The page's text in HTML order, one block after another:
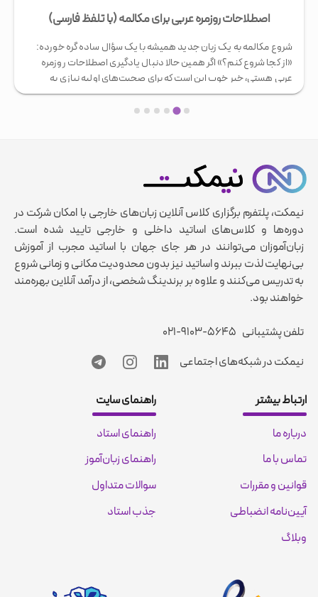
اصطلاحات روزمره عربی برای مکالمه (با تلفظ فارسی)
شروع مکالمه به یک زبان جدید همیشه با یک سؤال ساده گره خورده:
«از کجا شروع کنم؟» اگر همین حالا دنبال یادگیری اصطلاحات روزمره
عربی هستی، خبر خوب این است که برای صحبت‌های اولیه نیازی به
دانستن گرامر پیچیده نیست. کافی است چند جمله کاربردی را با تلفظ
درست حفظ کنی تا بتوانی سلام کنی، …
نیمکت، پلتفرم برگزاری کلاس آنلاین زبان‌های خارجی با امکان شرکت در
دوره‌ها و کلاس‌های اساتید داخلی و خارجی تایید شده است.
زبان‌آموزان می‌توانند در هر جای جهان با اساتید مجرب از آموزش
بی‌نهایت لذت ببرند و اساتید نیز بدون محدودیت مکانی و زمانی شروع
به تدریس می‌کنند و علاوه بر برندینگ شخصی، از درآمد آنلاین بهره‌مند
خواهند بود.
تلفن پشتیبانی ۰۲۱-۹۱۰۳-۵۶۴۵
نیمکت در شبکه‌های اجتماعی
ارتباط بیشتر
درباره ما
تماس با ما
قوانین و مقررات
آیین‌نامه انضباطی
وبلاگ
راهنمای سایت
راهنمای استاد
راهنمای زبان‌آموز
سوالات متداول
جذب استاد